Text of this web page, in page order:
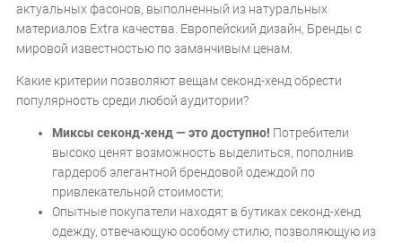
актуальных фасонов, выполненный из натуральных
материалов Extra качества. Европейский дизайн, Бренды с
мировой известностью по заманчивым ценам.
Какие критерии позволяют вещам секонд-хенд обрести
популярность среди любой аудитории?
Миксы секонд-хенд — это доступно! Потребители
высоко ценят возможность выделиться, пополнив
гардероб элегантной брендовой одеждой по
привлекательной стоимости;
Опытные покупатели находят в бутиках секонд-хенд
одежду, отвечающую особому стилю, позволяющую из